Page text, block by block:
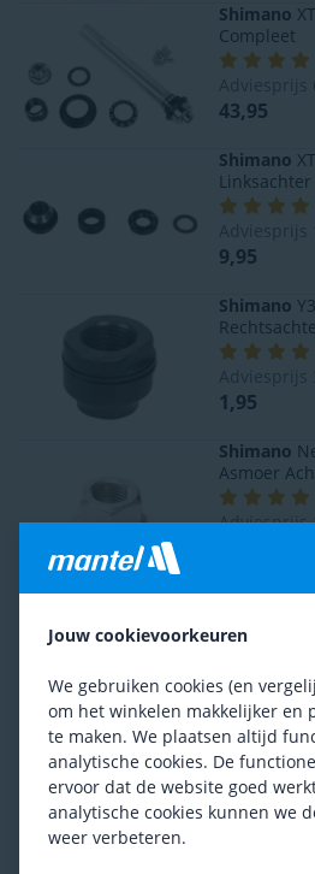
Shimano
Compleet
Adviesprijs
43,95
Shimano
Linksachter
Adviesprijs
9,95
Shimano
Adviesprijs
1,95
Shimano
Asmoer
Adviesprijs
Shimano
Adviesprijs
Shimano
Adviesprijs
12,95
Jouw cookievoorkeuren
We gebruiken cookies (en
om het winkelen makkelijker en
te maken. We plaatsen altijd
analytische cookies. De
ervoor dat de website goed
analytische cookies kunnen we
weer verbeteren.